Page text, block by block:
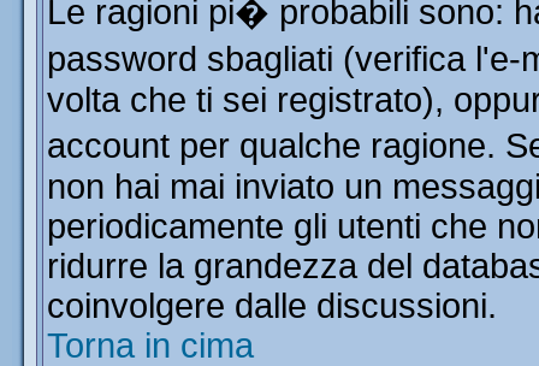
Le ragioni pi� probabili sono:
password sbagliati (verifica
volta che ti sei registrato),
account per qualche ragione.
non hai mai inviato un
periodicamente gli utenti che
ridurre la grandezza del
coinvolgere dalle discussioni.
Torna in cima